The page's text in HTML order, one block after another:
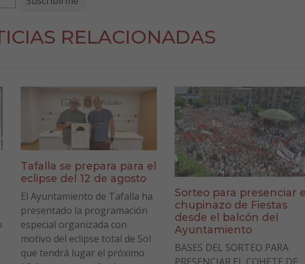
RELACIONADAS
Tafalla se prepara para el
eclipse del 12 de agosto
El Ayuntamiento de Tafalla ha
presentado la programación
especial organizada con
motivo del eclipse total de Sol
que tendrá lugar el próximo
Sorteo para presenciar
chupinazo de Fiestas
desde el balcón del
Ayuntamiento
BASES DEL SORTEO PARA